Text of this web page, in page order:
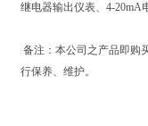
继电器输出仪表、 4-20mA
备注：本公司之产品即购
行保养、维护。